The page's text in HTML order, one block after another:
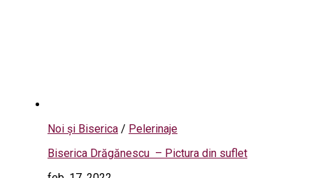
Noi și Biserica / Pelerinaje
Biserica Drăgănescu – Pictura din suflet